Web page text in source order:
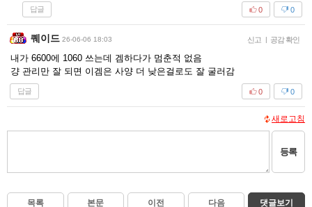
답글 0
0
퀘이드 26-06-06 18:03 신고 | 공감 확인
내가 6600에 1060 쓰는데 겜하다가 멈춘적 없음
걍 관리만 잘 되면 이겜은 사양 더 낮은걸로도 잘 굴러감
답글 0
0
새로고침
등록
목록 본문 이전 다음 댓글보기